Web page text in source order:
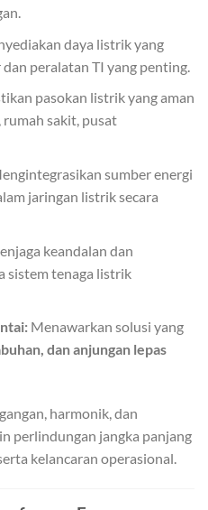
daya listrik yang
peralatan TI yang penting.
pasokan listrik yang aman
sakit, pusat
sumber energi
jaringan listrik secara
keandalan dan
sistem tenaga listrik
Menawarkan solusi yang
dan anjungan lepas
harmonik, dan
perlindungan jangka panjang
kelancaran operasional.